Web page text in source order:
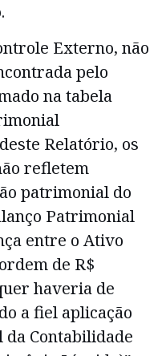
Externo, não
pelo
na tabela
Relatório, os
refletem
patrimonial do
Patrimonial
entre o Ativo
de R$
haveria de
a fiel aplicação
da Contabilidade